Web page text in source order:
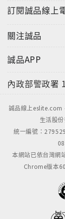
訂閱誠品線上
關注誠品
誠品APP
內政部警政署
誠品線上
生活股
統一編號：
本網站已依台灣網
Chrome版本